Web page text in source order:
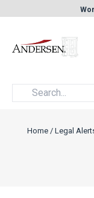
Home / Legal